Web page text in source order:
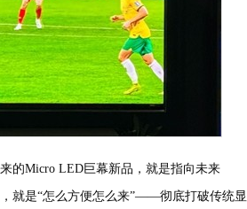
的Micro LED巨幕新品，就是指向未来
就是“怎么方便怎么来”——彻底打破传统显